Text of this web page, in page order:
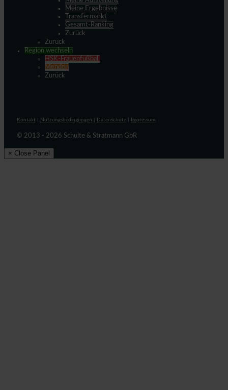
Meine Ergebnisse
Transfermarkt
Gesamt-Ranking
Zurück
Zurück
Region wechseln
HSK-Frauenfußball
Menden
Zurück
Kontakt Nutzungsbedingungen Datenschutz Impressum
© 2013 - 2026 Schulte & Stratmann GbR
× Close Panel